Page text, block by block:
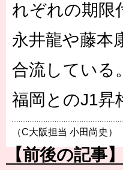
れぞれの期限
永井龍や藤本
合流している
福岡とのJ1昇
（C大阪担当 小田尚史）
【前後の記事】